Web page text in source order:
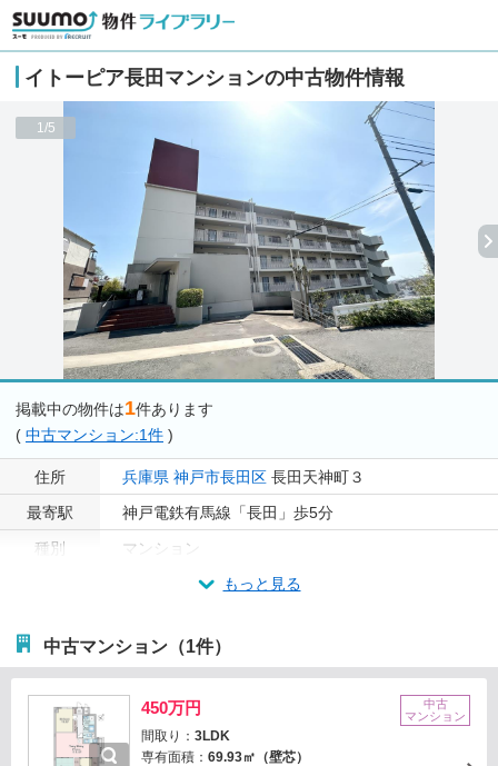
イトーピア長田マンションの中古物件情報
1/5
掲載中の物件は1件あります
( 中古マンション:1件 )
住所 兵庫県 神戸市長田区 長田天神町３
最寄駅
神戸電鉄有馬線「長田」歩5分
種別
マンション
もっと見る
中古マンション（1件）
450万円
間取り： 3LDK
専有面積： 69.93㎡（壁芯）
中古
マンション